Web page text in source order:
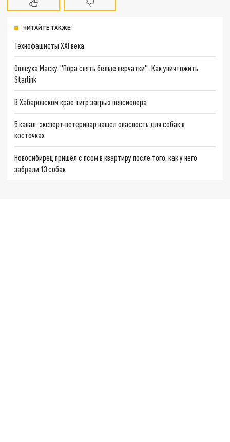
ЧИТАЙТЕ ТАКЖЕ:
Технофашисты XXI века
Оплеуха Маску. "Пора снять белые перчатки": Как уничтожить
Starlink
В Хабаровском крае тигр загрыз пенсионера
5 канал: эксперт-ветеринар нашел опасность для собак в
косточках
Новосибирец пришёл с псом в квартиру после того, как у него
забрали 13 собак